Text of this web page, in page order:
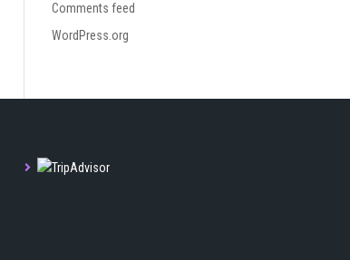
Comments feed
WordPress.org